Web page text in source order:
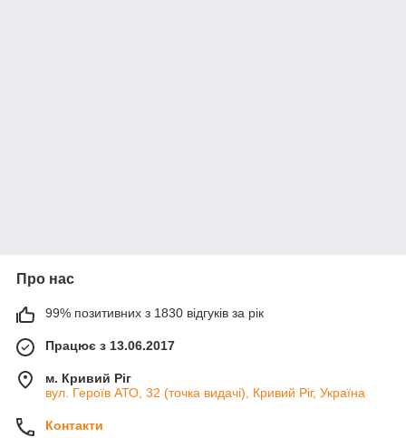
Про нас
99% позитивних з 1830 відгуків за рік
Працює з 13.06.2017
м. Кривий Ріг
вул. Героїв АТО, 32 (точка видачі), Кривий Ріг, Україна
Контакти